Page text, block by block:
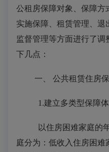
公租房保障对象、保障方
实施保障 、租赁管理、退
监督管理等方面进行了调
下几点：
一、 公共租赁住房
1.建立多类型保障
以住房 困难家庭的
庭分为 ： 低收入 住房 困难